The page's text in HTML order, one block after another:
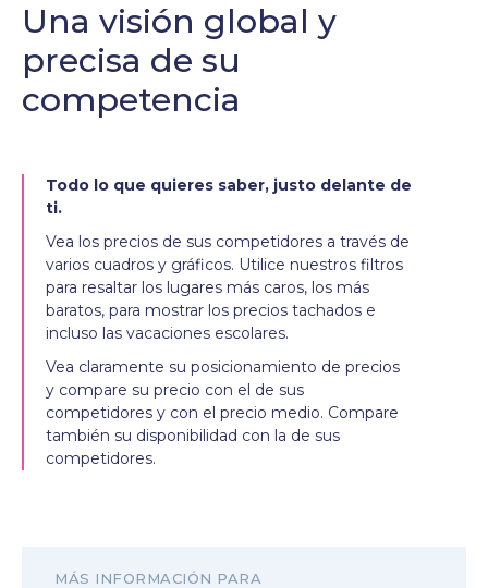
Una visión global y
precisa de su
competencia
Todo lo que quieres saber, justo delante de
ti.
Vea los precios de sus competidores a través de
varios cuadros y gráficos. Utilice nuestros filtros
para resaltar los lugares más caros, los más
baratos, para mostrar los precios tachados e
incluso las vacaciones escolares.
Vea claramente su posicionamiento de precios
y compare su precio con el de sus
competidores y con el precio medio. Compare
también su disponibilidad con la de sus
competidores.
MÁS INFORMACIÓN PARA